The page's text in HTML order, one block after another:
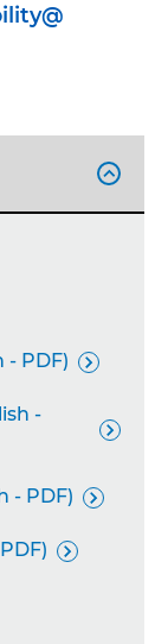

- PDF) 
-

- PDF) 
